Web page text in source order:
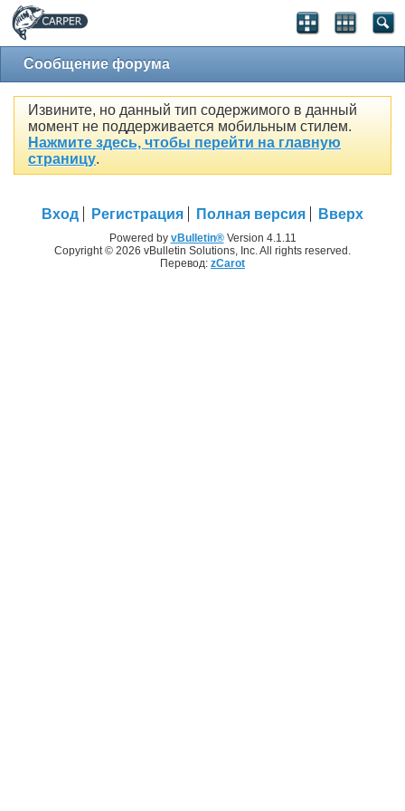
Сообщение форума
Извините, но данный тип содержимого в данный
момент не поддерживается мобильным стилем.
Нажмите здесь, чтобы перейти на главную
страницу.
Вход Регистрация Полная версия Вверх
Powered by vBulletin®Version 4.1.11
Copyright © 2026 vBulletin Solutions, Inc. All rights reserved.
Перевод: zCarot